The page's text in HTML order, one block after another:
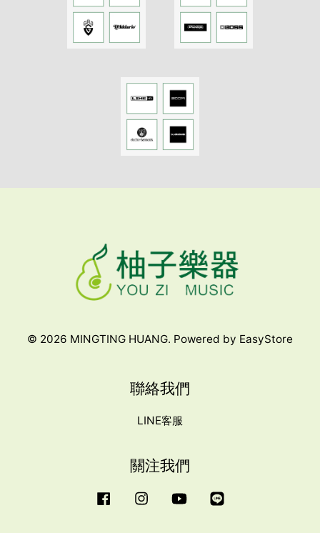
© 2026 MINGTING HUANG. Powered by EasyStore
聯絡我們
LINE客服
關注我們
FacebookInstagramYouTube